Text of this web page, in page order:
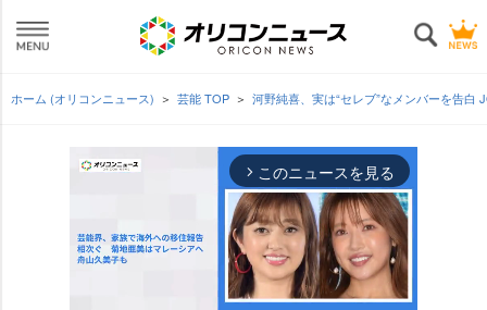
ホーム (オリコンニュース) 芸能 TOP 河野純喜、実は“セレブ”なメンバーを告
arrow_forward_ios このニュースを見る